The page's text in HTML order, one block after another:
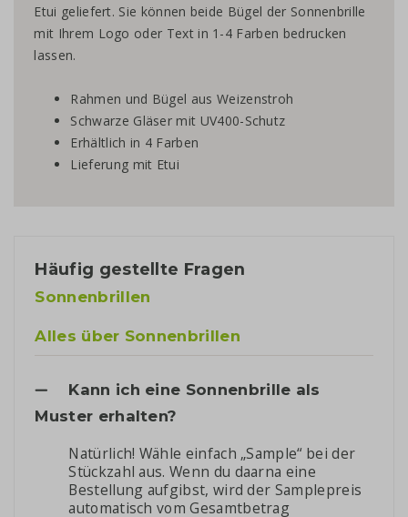
Etui geliefert. Sie können beide Bügel der Sonnenbrille
mit Ihrem Logo oder Text in 1-4 Farben bedrucken
lassen.
Rahmen und Bügel aus Weizenstroh
Schwarze Gläser mit UV400-Schutz
Erhältlich in 4 Farben
Lieferung mit Etui
Häufig gestellte Fragen
Sonnenbrillen
Alles über Sonnenbrillen
Kann ich eine Sonnenbrille als
Muster erhalten?
Natürlich! Wähle einfach „Sample“ bei der
Stückzahl aus. Wenn du daarna eine
Bestellung aufgibst, wird der Samplepreis
automatisch vom Gesamtbetrag